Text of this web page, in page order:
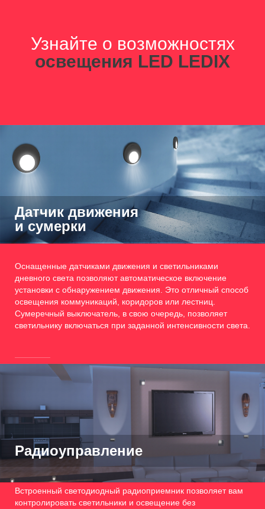
Узнайте о возможностях
освещения LED LEDIX
Датчик движения
и сумерки
Оснащенные датчиками движения и светильниками
дневного света позволяют автоматическое включение
установки с обнаружением движения. Это отличный способ
освещения коммуникаций, коридоров или лестниц.
Сумеречный выключатель, в свою очередь, позволяет
светильнику включаться при заданной интенсивности света.
Радиоуправление
Встроенный светодиодный радиоприемник позволяет вам
контролировать светильники и освещение без